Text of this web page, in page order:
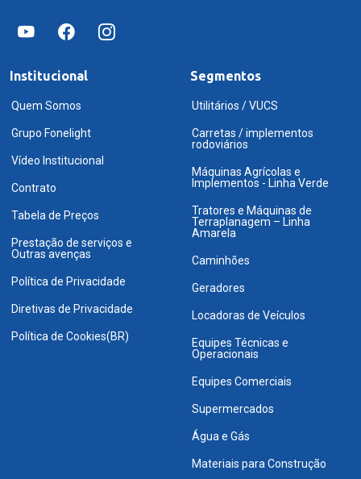
Institucional
Quem Somos
Grupo Fonelight
Vídeo Institucional
Contrato
Tabela de Preços
Prestação de serviços e
Outras avenças
Política de Privacidade
Diretivas de Privacidade
Política de Cookies(BR)
Segmentos
Utilitários / VUCS
Carretas / implementos
rodoviários
Máquinas Agrícolas e
Implementos - Linha Verde
Tratores e Máquinas de
Terraplanagem – Linha
Amarela
Caminhões
Geradores
Locadoras de Veículos
Equipes Técnicas e
Operacionais
Equipes Comerciais
Supermercados
Água e Gás
Materiais para Construção